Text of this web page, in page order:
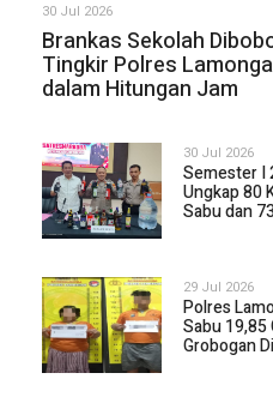
30 Jul 2026
Brankas Sekolah
Tingkir Polres
dalam Hitungan Jam
30 Jul 2026
Semester I
Ungkap 80
Sabu dan
29 Jul 2026
Polres
Sabu 19,85
Grobogan